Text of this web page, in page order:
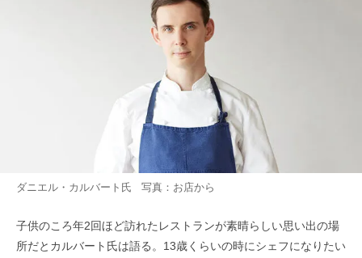
ダニエル・カルバート氏 写真：お店から
子供のころ年2回ほど訪れたレストランが素晴らしい思い出の場
所だとカルバート氏は語る。13歳くらいの時にシェフになりたい